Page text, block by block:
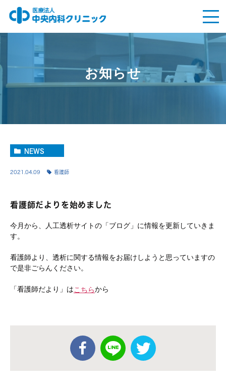
お知らせ
NEWS
2021.04.09 看護師
看護師だよりを始めました
今月から、人工透析サイトの「ブログ」に情報を更新していきま
す。
看護師より、透析に関する情報をお届けしようと思っていますの
で是非ごらんください。
「看護師だより」はこちらから